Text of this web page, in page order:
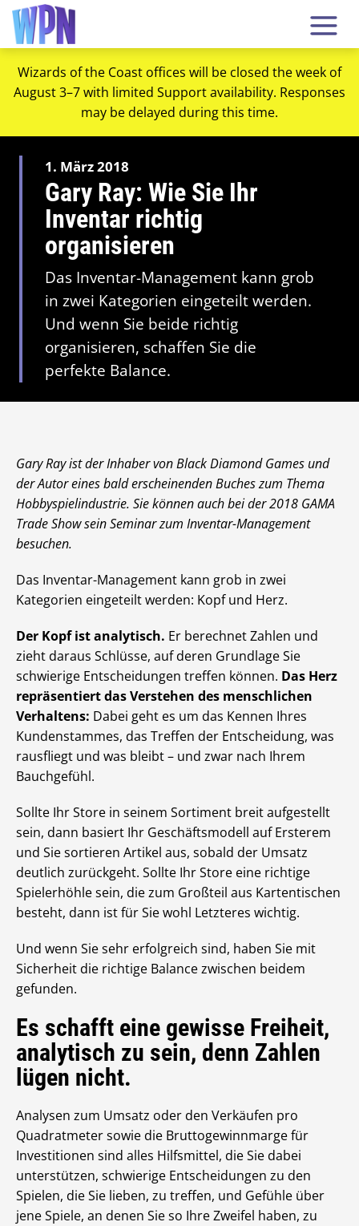
Wizards of the Coast offices will be closed the week of
August 3–7 with limited Support availability. Responses
may be delayed during this time.
1. März 2018
Gary Ray: Wie Sie Ihr
Inventar richtig
organisieren
Das Inventar-Management kann grob
in zwei Kategorien eingeteilt werden.
Und wenn Sie beide richtig
organisieren, schaffen Sie die
perfekte Balance.
Gary Ray ist der Inhaber von Black Diamond Games und
der Autor eines bald erscheinenden Buches zum Thema
Hobbyspielindustrie. Sie können auch bei der 2018 GAMA
Trade Show sein Seminar zum Inventar-Management
besuchen.
Das Inventar-Management kann grob in zwei
Kategorien eingeteilt werden: Kopf und Herz.
Der Kopf ist analytisch. Er berechnet Zahlen und
zieht daraus Schlüsse, auf deren Grundlage Sie
schwierige Entscheidungen treffen können. Das Herz
repräsentiert das Verstehen des menschlichen
Verhaltens: Dabei geht es um das Kennen Ihres
Kundenstammes, das Treffen der Entscheidung, was
rausfliegt und was bleibt – und zwar nach Ihrem
Bauchgefühl.
Sollte Ihr Store in seinem Sortiment breit aufgestellt
sein, dann basiert Ihr Geschäftsmodell auf Ersterem
und Sie sortieren Artikel aus, sobald der Umsatz
deutlich zurückgeht. Sollte Ihr Store eine richtige
Spielerhöhle sein, die zum Großteil aus Kartentischen
besteht, dann ist für Sie wohl Letzteres wichtig.
Und wenn Sie sehr erfolgreich sind, haben Sie mit
Sicherheit die richtige Balance zwischen beidem
gefunden.
Es schafft eine gewisse Freiheit,
analytisch zu sein, denn Zahlen
lügen nicht.
Analysen zum Umsatz oder den Verkäufen pro
Quadratmeter sowie die Bruttogewinnmarge für
Investitionen sind alles Hilfsmittel, die Sie dabei
unterstützen, schwierige Entscheidungen zu den
Spielen, die Sie lieben, zu treffen, und Gefühle über
jene Spiele, an denen Sie so Ihre Zweifel haben, zu